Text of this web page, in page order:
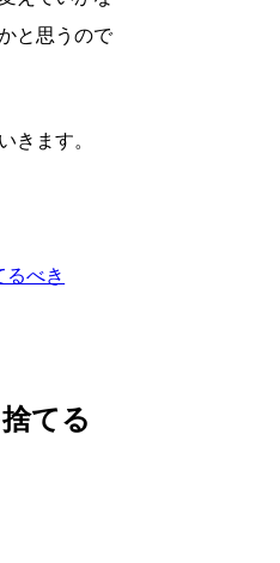
と思うので
きます。
るべき
てる